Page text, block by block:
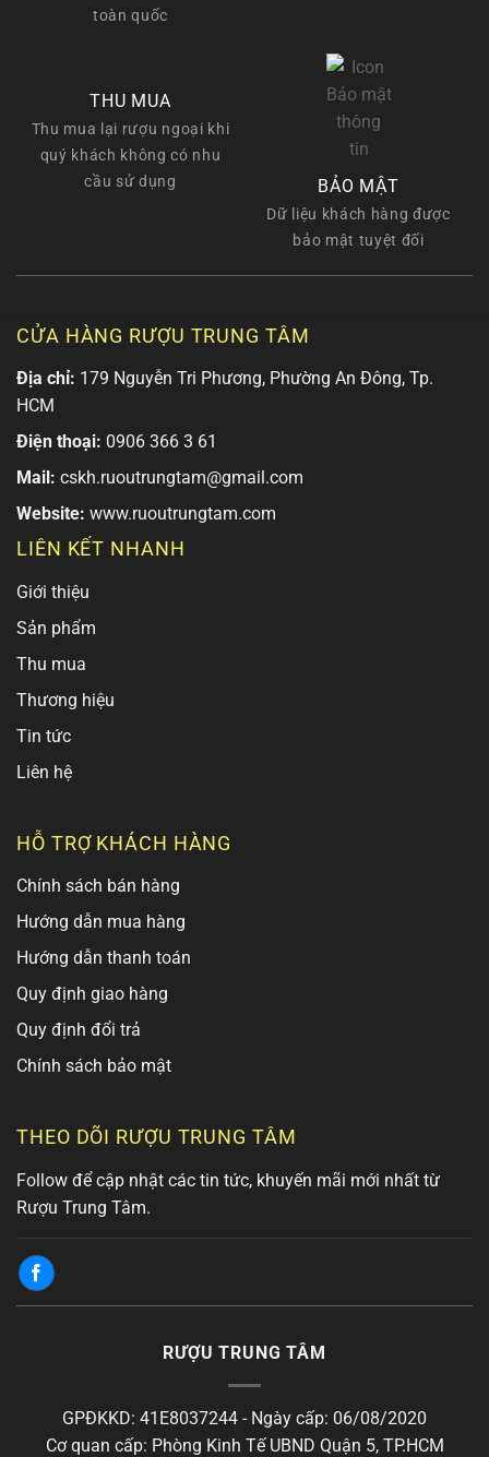
toàn quốc
THU MUA
Thu mua lại rượu ngoại khi
quý khách không có nhu
cầu sử dụng
BẢO MẬT
Dữ liệu khách hàng được
bảo mật tuyệt đối
CỬA HÀNG RƯỢU TRUNG TÂM
Địa chỉ: 179 Nguyễn Tri Phương, Phường An Đông, Tp.
HCM
Điện thoại: 0906 366 3 61
Mail: cskh.ruoutrungtam@gmail.com
Website: www.ruoutrungtam.com
LIÊN KẾT NHANH
Giới thiệu
Sản phẩm
Thu mua
Thương hiệu
Tin tức
Liên hệ
HỖ TRỢ KHÁCH HÀNG
Chính sách bán hàng
Hướng dẫn mua hàng
Hướng dẫn thanh toán
Quy định giao hàng
Quy định đổi trả
Chính sách bảo mật
THEO DÕI RƯỢU TRUNG TÂM
Follow để cập nhật các tin tức, khuyến mãi mới nhất từ
Rượu Trung Tâm.
RƯỢU TRUNG TÂM
GPĐKKD: 41E8037244 - Ngày cấp: 06/08/2020
Cơ quan cấp: Phòng Kinh Tế UBND Quận 5, TP.HCM